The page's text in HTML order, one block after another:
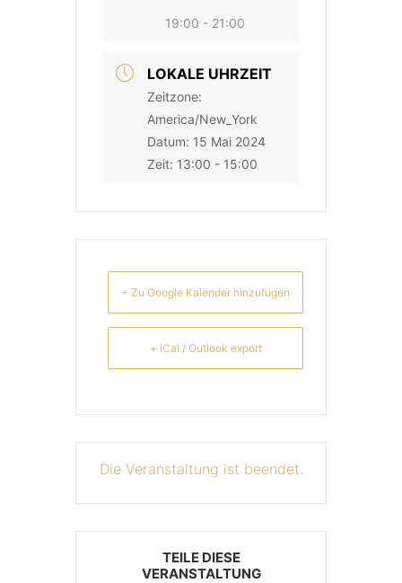
19:00 - 21:00
LOKALE UHRZEIT
Zeitzone:
America/New_York
Datum: 15 Mai 2024
Zeit: 13:00 - 15:00
+ Zu Google Kalender hinzufügen
+ iCal / Outlook export
Die Veranstaltung ist beendet.
TEILE DIESE
VERANSTALTUNG